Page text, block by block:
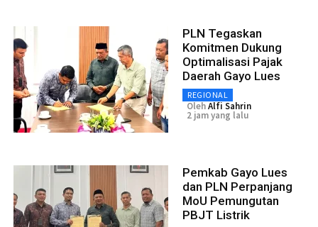
PLN Tegaskan
Komitmen Dukung
Optimalisasi Pajak
Daerah Gayo Lues
REGIONAL
OlehAlfi Sahrin
2 jam yang lalu
Pemkab Gayo Lues
dan PLN Perpanjang
MoU Pemungutan
PBJT Listrik